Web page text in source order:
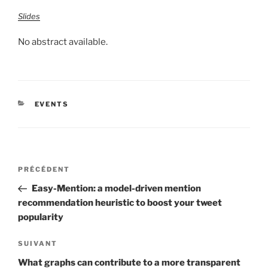
Slides
No abstract available.
CATÉGORIES
EVENTS
Navigation
l’article
Article
précédent
PRÉCÉDENT
Easy-Mention: a model-driven mention
recommendation heuristic to boost your tweet
popularity
Article
suivant
SUIVANT
What graphs can contribute to a more transparent